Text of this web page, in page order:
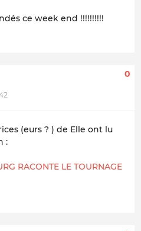
ce week end !!!!!!!!!!
0
(eurs ? ) de Elle ont lu
:
RACONTE LE TOURNAGE